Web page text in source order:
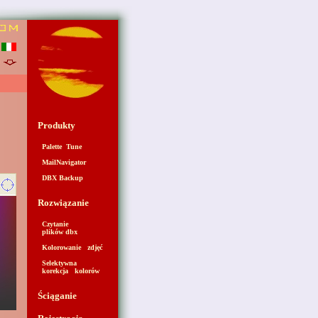
Produkty
Palette Tune
MailNavigator
DBX Backup
Rozwiązanie
Czytanie
plików dbx
Kolorowanie zdjęć
Selektywna
korekcja kolorów
Ściąganie